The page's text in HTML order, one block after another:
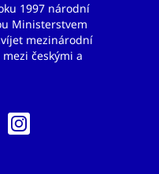
1997 národní
Ministerstvem
mezinárodní
českými a